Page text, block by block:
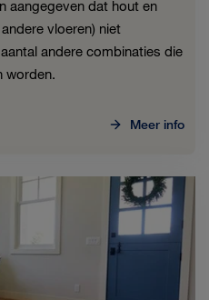
aangegeven dat hout en
vloeren) niet
andere combinaties die
worden.
Meer info